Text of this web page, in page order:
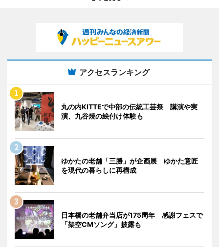
アクセスランキング
丸の内KITTEで中部の伝統工芸祭 講演や実
演、九谷焼の絵付け体験も
ゆかたの老舗「三勝」が企画展 ゆかた意匠
を現代の暮らしに再構成
日本橋の老舗弁当店が175周年 感謝フェスで
「架空CMソング」披露も